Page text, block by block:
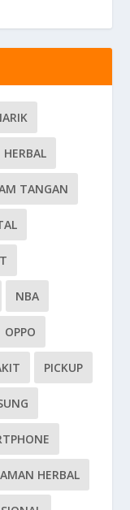
HERBAL
TANGAN
NBA
OPPO
PICKUP
HERBAL